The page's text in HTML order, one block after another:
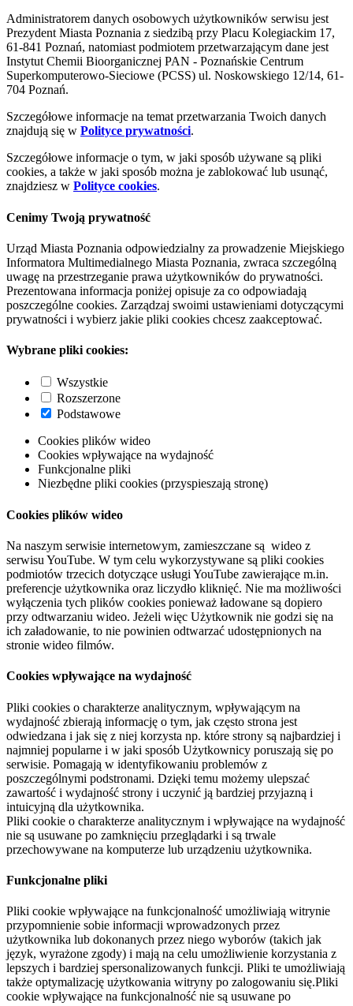
Administratorem danych osobowych użytkowników serwisu jest
Prezydent Miasta Poznania z siedzibą przy Placu Kolegiackim 17,
61-841 Poznań, natomiast podmiotem przetwarzającym dane jest
Instytut Chemii Bioorganicznej PAN - Poznańskie Centrum
Superkomputerowo-Sieciowe (PCSS) ul. Noskowskiego 12/14, 61-
704 Poznań.
Szczegółowe informacje na temat przetwarzania Twoich danych
znajdują się w Polityce prywatności.
Szczegółowe informacje o tym, w jaki sposób używane są pliki
cookies, a także w jaki sposób można je zablokować lub usunąć,
znajdziesz w Polityce cookies.
Cenimy Twoją prywatność
Urząd Miasta Poznania odpowiedzialny za prowadzenie Miejskiego
Informatora Multimedialnego Miasta Poznania, zwraca szczególną
uwagę na przestrzeganie prawa użytkowników do prywatności.
Prezentowana informacja poniżej opisuje za co odpowiadają
poszczególne cookies. Zarządzaj swoimi ustawieniami dotyczącymi
prywatności i wybierz jakie pliki cookies chcesz zaakceptować.
Wybrane pliki cookies:
Wszystkie
Rozszerzone
Podstawowe
Cookies plików wideo
Cookies wpływające na wydajność
Funkcjonalne pliki
Niezbędne pliki cookies (przyspieszają stronę)
Cookies plików wideo
Na naszym serwisie internetowym, zamieszczane są wideo z
serwisu YouTube. W tym celu wykorzystywane są pliki cookies
podmiotów trzecich dotyczące usługi YouTube zawierające m.in.
preferencje użytkownika oraz liczydło kliknięć. Nie ma możliwości
wyłączenia tych plików cookies ponieważ ładowane są dopiero
przy odtwarzaniu wideo. Jeżeli więc Użytkownik nie godzi się na
ich załadowanie, to nie powinien odtwarzać udostępnionych na
stronie wideo filmów.
Cookies wpływające na wydajność
Pliki cookies o charakterze analitycznym, wpływającym na
wydajność zbierają informację o tym, jak często strona jest
odwiedzana i jak się z niej korzysta np. które strony są najbardziej i
najmniej popularne i w jaki sposób Użytkownicy poruszają się po
serwisie. Pomagają w identyfikowaniu problemów z
poszczególnymi podstronami. Dzięki temu możemy ulepszać
zawartość i wydajność strony i uczynić ją bardziej przyjazną i
intuicyjną dla użytkownika.
Pliki cookie o charakterze analitycznym i wpływające na wydajność
nie są usuwane po zamknięciu przeglądarki i są trwale
przechowywane na komputerze lub urządzeniu użytkownika.
Funkcjonalne pliki
Pliki cookie wpływające na funkcjonalność umożliwiają witrynie
przypomnienie sobie informacji wprowadzonych przez
użytkownika lub dokonanych przez niego wyborów (takich jak
język, wyrażone zgody) i mają na celu umożliwienie korzystania z
lepszych i bardziej spersonalizowanych funkcji. Pliki te umożliwiają
także optymalizację użytkowania witryny po zalogowaniu się.Pliki
cookie wpływające na funkcjonalność nie są usuwane po